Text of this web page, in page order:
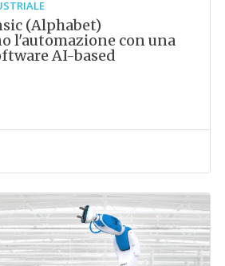
(Alphabet)
l'automazione con una
AI-based